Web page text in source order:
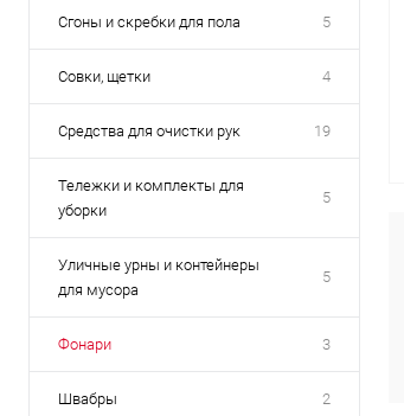
Сгоны и скребки для пола 5
Совки, щетки 4
Средства для очистки рук 19
Тележки и комплекты для
уборки
5
Уличные урны и контейнеры
для мусора
5
Фонари 3
Швабры 2